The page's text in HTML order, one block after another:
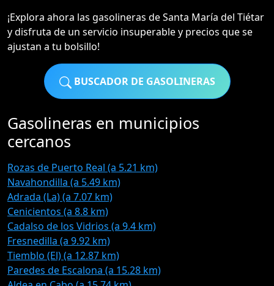
¡Explora ahora las gasolineras de Santa María del Tiétar
y disfruta de un servicio insuperable y precios que se
ajustan a tu bolsillo!
BUSCADOR DE GASOLINERAS
Gasolineras en municipios
cercanos
Rozas de Puerto Real (a 5.21 km)
Navahondilla (a 5.49 km)
Adrada (La) (a 7.07 km)
Cenicientos (a 8.8 km)
Cadalso de los Vidrios (a 9.4 km)
Fresnedilla (a 9.92 km)
Tiemblo (El) (a 12.87 km)
Paredes de Escalona (a 15.28 km)